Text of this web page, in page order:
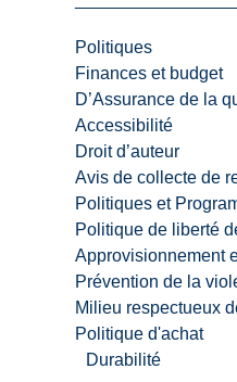
Politiques
Finances et budget
D’Assurance de la
Accessibilité
Droit d’auteur
Avis de collecte de
Politiques et
Politique de liberté
Approvisionnement
Prévention de la
Milieu respectueux
Politique d'achat
Durabilité